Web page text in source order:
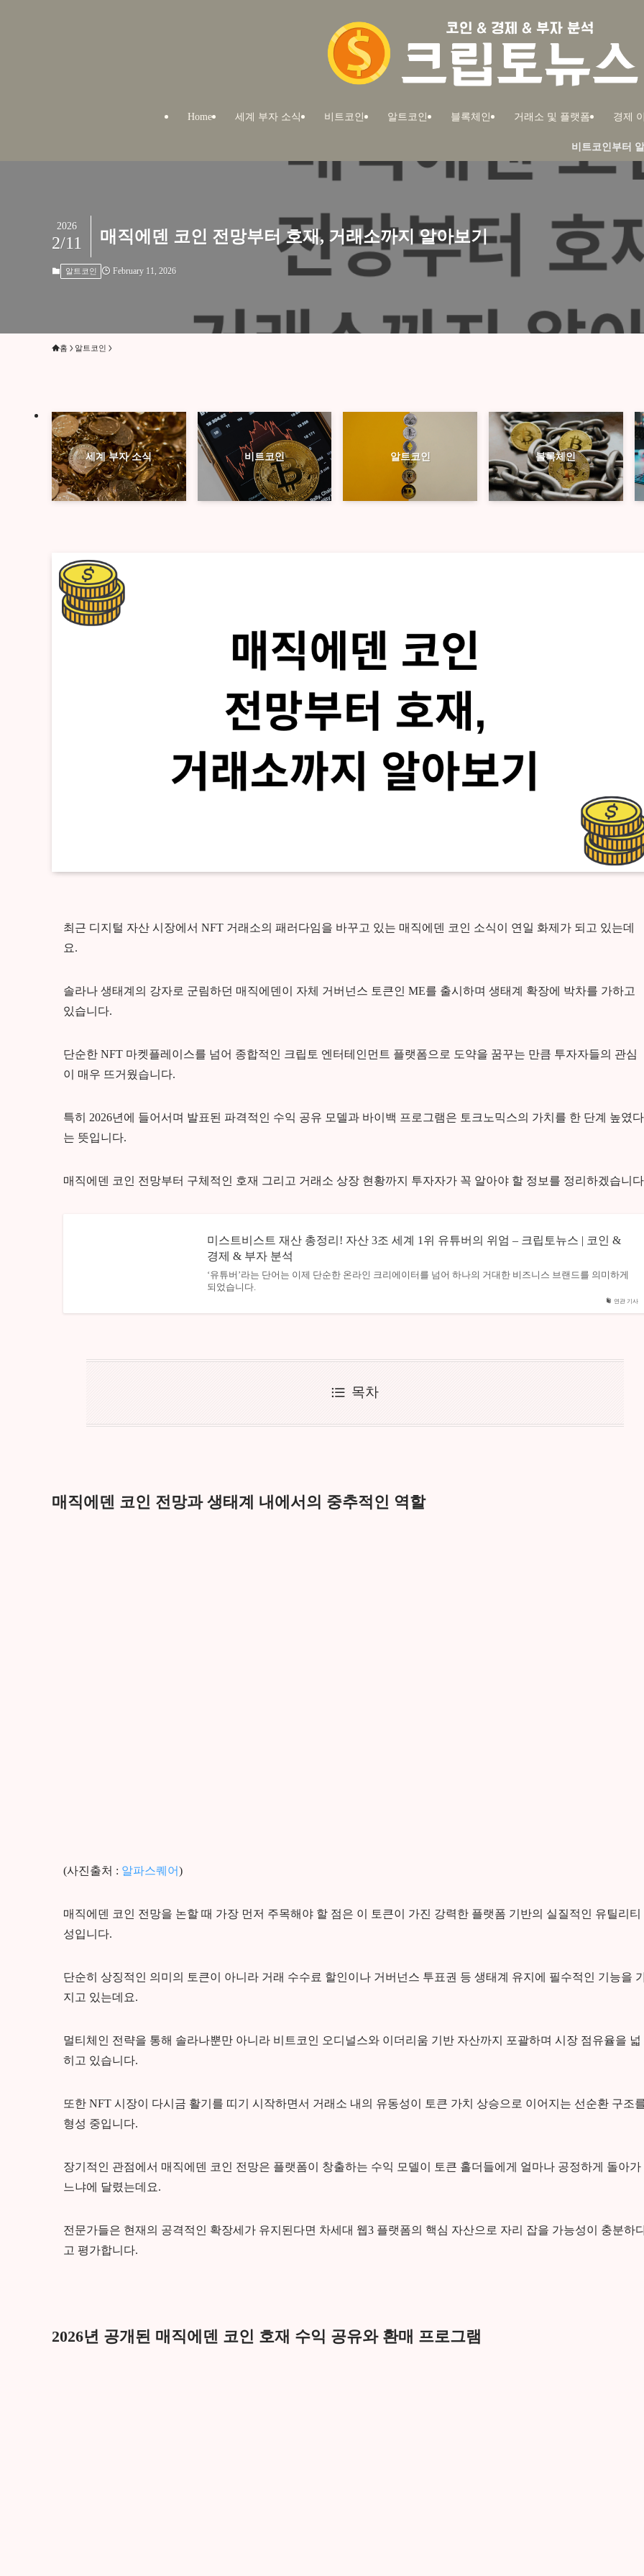
Home 세계 부자 소식 비트코인 알트코인 블록체인 거래소 및 플랫폼 경제
비트코인부터 알트코인까지! 부
매직에덴 코인 전망부터 호재, 거래소까지 알아보기
2026
2/11
알트코인 February 11, 2026
홈 알트코인
세계 부자 소식 비트코인 알트코인 블록체인
최근 디지털 자산 시장에서 NFT 거래소의 패러다임을 바꾸고 있는 매직에덴 코인 소식이 연일 화제가 되고 있는데
요.
솔라나 생태계의 강자로 군림하던 매직에덴이 자체 거버넌스 토큰인 ME를 출시하며 생태계 확장에 박차를 가하고
있습니다.
단순한 NFT 마켓플레이스를 넘어 종합적인 크립토 엔터테인먼트 플랫폼으로 도약을 꿈꾸는 만큼 투자자들의 관심
이 매우 뜨거웠습니다.
특히 2026년에 들어서며 발표된 파격적인 수익 공유 모델과 바이백 프로그램은 토크노믹스의 가치를 한 단계 높였다
는 뜻입니다.
매직에덴 코인 전망부터 구체적인 호재 그리고 거래소 상장 현황까지 투자자가 꼭 알아야 할 정보를 정리하겠습니
연관 기사
미스트비스트 재산 총정리! 자산 3조 세계 1위 유튜버의 위엄 – 크립토뉴스 | 코인 &
경제 & 부자 분석
‘유튜버’라는 단어는 이제 단순한 온라인 크리에이터를 넘어 하나의 거대한 비즈니스 브랜드를 의미하게
되었습니다.
목차
매직에덴 코인 전망과 생태계 내에서의 중추적인 역할
(사진출처 : 알파스퀘어)
매직에덴 코인 전망을 논할 때 가장 먼저 주목해야 할 점은 이 토큰이 가진 강력한 플랫폼 기반의 실질적인 유틸리티
성입니다.
단순히 상징적인 의미의 토큰이 아니라 거래 수수료 할인이나 거버넌스 투표권 등 생태계 유지에 필수적인 기능을
지고 있는데요.
멀티체인 전략을 통해 솔라나뿐만 아니라 비트코인 오디널스와 이더리움 기반 자산까지 포괄하며 시장 점유율을 넓
히고 있습니다.
또한 NFT 시장이 다시금 활기를 띠기 시작하면서 거래소 내의 유동성이 토큰 가치 상승으로 이어지는 선순환 구조
형성 중입니다.
장기적인 관점에서 매직에덴 코인 전망은 플랫폼이 창출하는 수익 모델이 토큰 홀더들에게 얼마나 공정하게 돌아가
느냐에 달렸는데요.
전문가들은 현재의 공격적인 확장세가 유지된다면 차세대 웹3 플랫폼의 핵심 자산으로 자리 잡을 가능성이 충분하
고 평가합니다.
2026년 공개된 매직에덴 코인 호재 수익 공유와 환매 프로그램